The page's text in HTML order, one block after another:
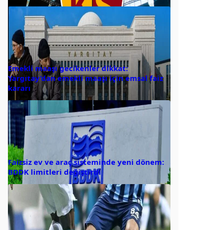
Emekli maaşı gecikenler dikkat:
Yargıtay’dan emekli maaşı için emsal faiz
kararı
Faizsiz ev ve araç sisteminde yeni dönem:
BDDK limitleri değiştirdi